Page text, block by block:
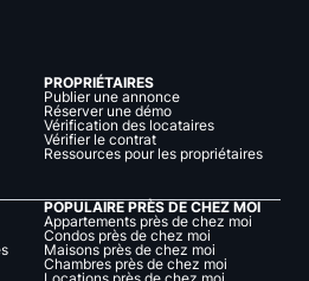
PROPRIÉTAIRES
Publier une annonce
Réserver une démo
Vérification des locataires
Vérifier le contrat
Ressources pour les propriétaires
POPULAIRE PRÈS DE CHEZ MOI
Appartements près de chez moi
Condos près de chez moi
Maisons près de chez moi
Chambres près de chez moi